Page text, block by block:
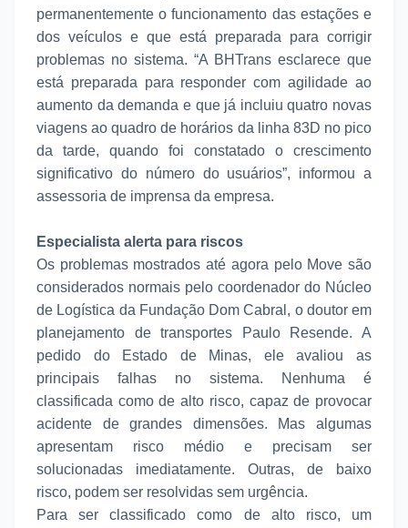
permanentemente o funcionamento das estações e
dos veículos e que está preparada para corrigir
problemas no sistema. “A BHTrans esclarece que
está preparada para responder com agilidade ao
aumento da demanda e que já incluiu quatro novas
viagens ao quadro de horários da linha 83D no pico
da tarde, quando foi constatado o crescimento
significativo do número do usuários”, informou a
assessoria de imprensa da empresa.
Especialista alerta para riscos
Os problemas mostrados até agora pelo Move são
considerados normais pelo coordenador do Núcleo
de Logística da Fundação Dom Cabral, o doutor em
planejamento de transportes Paulo Resende. A
pedido do Estado de Minas, ele avaliou as
principais falhas no sistema. Nenhuma é
classificada como de alto risco, capaz de provocar
acidente de grandes dimensões. Mas algumas
apresentam risco médio e precisam ser
solucionadas imediatamente. Outras, de baixo
risco, podem ser resolvidas sem urgência.
Para ser classificado como de alto risco, um